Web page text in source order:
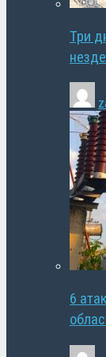
Три
6